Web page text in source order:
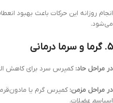
انجام روزانه این حرکات باعث بهبود
می‌شود.
۵. گرما و سرما درمانی
در مراحل حاد: کمپرس سرد برای کاهش
در مراحل مزمن: کمپرس گرم یا
اسپاسم عضلات.